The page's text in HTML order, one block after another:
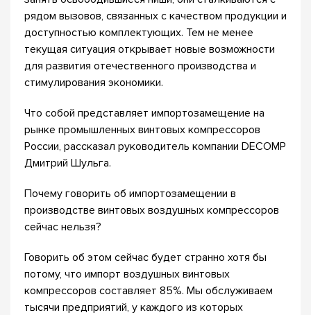
рядом вызовов, связанных с качеством продукции и
доступностью комплектующих. Тем не менее
текущая ситуация открывает новые возможности
для развития отечественного производства и
стимулирования экономики.
Что собой представляет импортозамещение на
рынке промышленных винтовых компрессоров
России, рассказал руководитель компании DECOMP
Дмитрий Шульга.
Почему говорить об импортозамещении в
производстве винтовых воздушных компрессоров
сейчас нельзя?
Говорить об этом сейчас будет странно хотя бы
потому, что импорт воздушных винтовых
компрессоров составляет 85%. Мы обслуживаем
тысячи предприятий, у каждого из которых